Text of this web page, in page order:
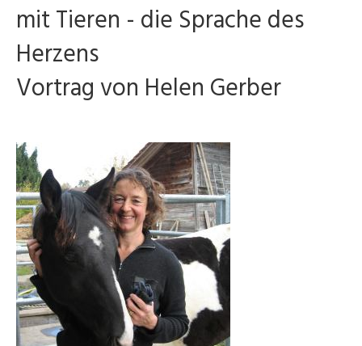
mit Tieren - die Sprache des
Herzens
Vortrag von Helen Gerber